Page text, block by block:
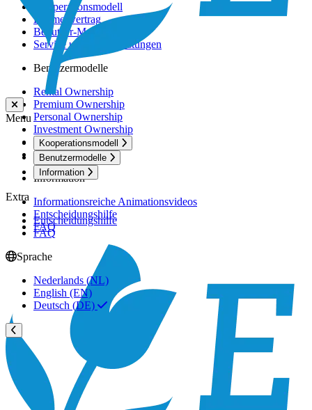
Menu
Kooperationsmodell
Benutzermodelle
Information
Extra
Entscheidungshilfe
FAQ
Sprache
Nederlands (NL)
English (EN)
Deutsch (DE)
Kooperationsmodell
Rahmenvertrag
Benutzer-Modelle
Service und Dienstleistungen
Benutzermodelle
Rental Ownership
Premium Ownership
Personal Ownership
Investment Ownership
Holiday Ownership
Active Ownership
Information
Informationsreiche Animationsvideos
Entscheidungshilfe
FAQ